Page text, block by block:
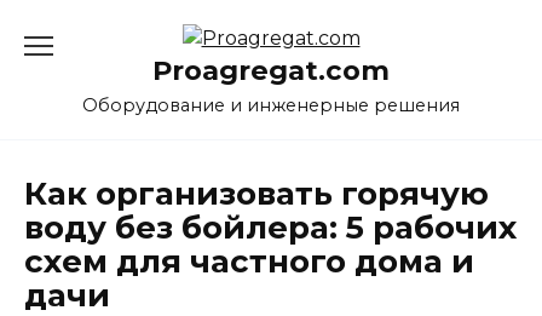
Proagregat.com
Оборудование и инженерные решения
Как организовать горячую
воду без бойлера: 5 рабочих
схем для частного дома и
дачи